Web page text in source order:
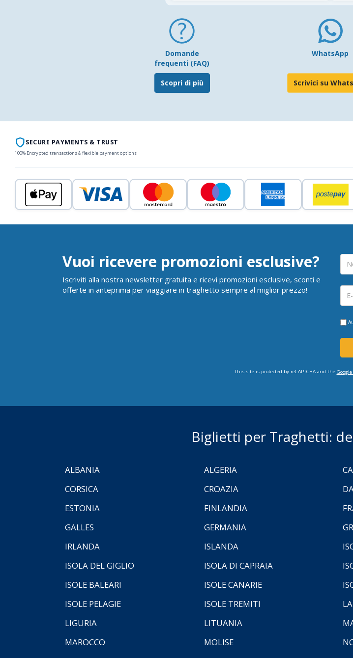
Domande
frequenti (FAQ)
Scopri di più
WhatsApp
Scrivici su
SECURE PAYMENTS & TRUST
100% Encrypted transactions & flexible payment options
Vuoi ricevere promozioni esclusive?
Iscriviti alla nostra newsletter gratuita e ricevi promozioni esclusive, sconti e
offerte in anteprima per viaggiare in traghetto sempre al miglior prezzo!
This site is protected by reCAPTCHA and the
Biglietti per Traghetti:
ALBANIA ALGERIA
CORSICA
CROAZIA
ESTONIA
FINLANDIA
GALLES
GERMANIA
IRLANDA
ISLANDA
ISOLA DEL GIGLIO
ISOLA DI CAPRAIA
ISOLE BALEARI
ISOLE CANARIE
ISOLE PELAGIE
ISOLE TREMITI
LIGURIA
LITUANIA
MAROCCO
MOLISE